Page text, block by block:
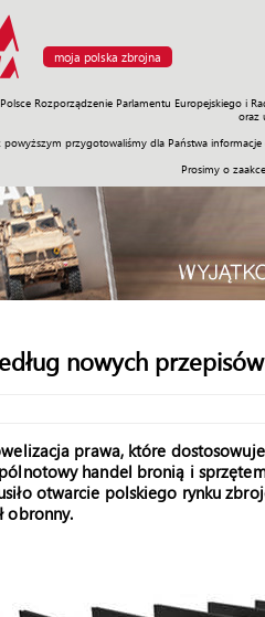
moja polska zbrojna
Rozporządzenie Parlamentu Europejskiego i
oraz
powyższym przygotowaliśmy dla Państwa
Prosimy o
Misje Polityka Prawo
nowych przepisów
prawa, które
handel bronią i
otwarcie polskiego rynku
obronny.